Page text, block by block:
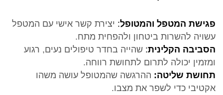
פגישת המטפל והמטופל: יצירת קשר אישי עם המטפל
עשויה להשרות ביטחון ולהפחית מתח.
הסביבה הקלינית: שהייה בחדר טיפולים נעים, רגוע
ומזמין יכולה לתרום לתחושת רווחה.
תחושת שליטה: ההרגשה שהמטופל עושה משהו
אקטיבי כדי לשפר את מצבו.